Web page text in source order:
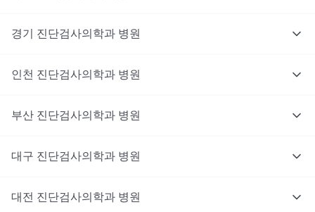
경기 진단검사의학과 병원
인천 진단검사의학과 병원
부산 진단검사의학과 병원
대구 진단검사의학과 병원
대전 진단검사의학과 병원